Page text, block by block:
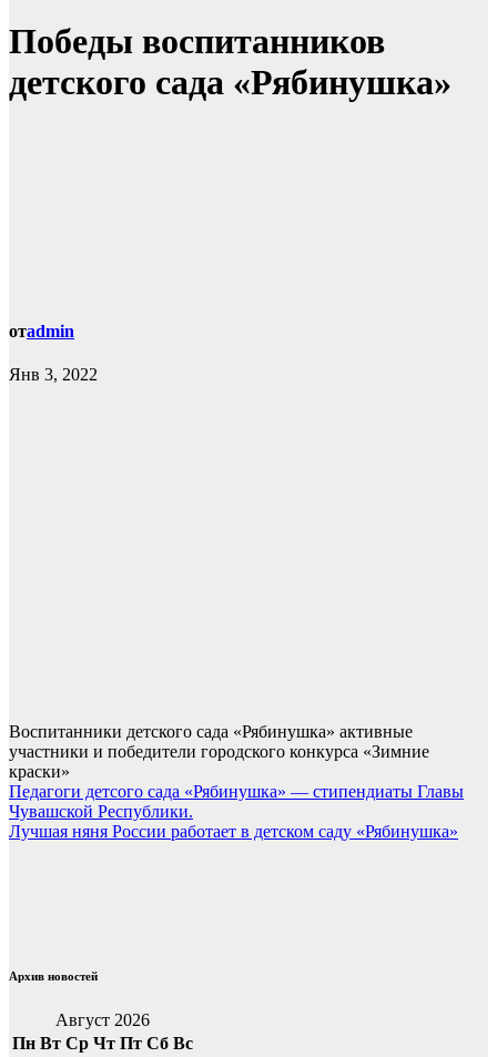
Победы воспитанников
детского сада «Рябинушка»
отadmin
Янв 3, 2022
Воспитанники детского сада «Рябинушка» активные
участники и победители городского конкурса «Зимние
краски»
Навигация
по
Педагоги детсого сада «Рябинушка» — стипендиаты Главы
Чувашской Республики.
Лучшая няня России работает в детском саду «Рябинушка»
Архив новостей
Август 2026
Пн Вт Ср Чт Пт Сб Вс